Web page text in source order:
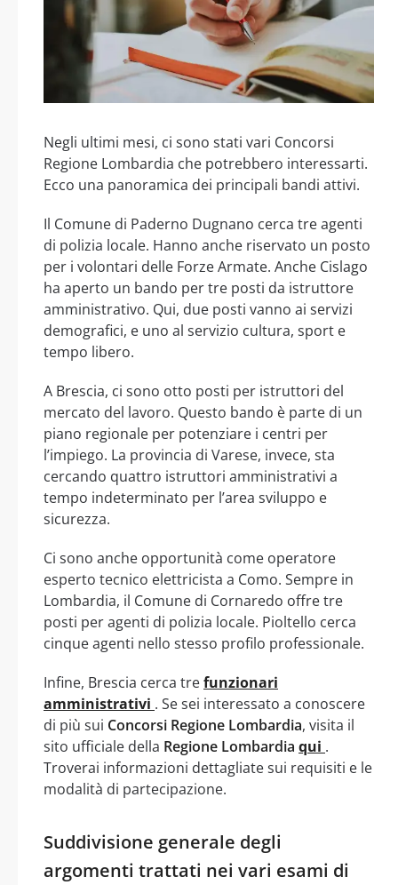
Negli ultimi mesi, ci sono stati vari Concorsi
Regione Lombardia che potrebbero interessarti.
Ecco una panoramica dei principali bandi attivi.
Il Comune di Paderno Dugnano cerca tre agenti
di polizia locale. Hanno anche riservato un posto
per i volontari delle Forze Armate. Anche Cislago
ha aperto un bando per tre posti da istruttore
amministrativo. Qui, due posti vanno ai servizi
demografici, e uno al servizio cultura, sport e
tempo libero.
A Brescia, ci sono otto posti per istruttori del
mercato del lavoro. Questo bando è parte di un
piano regionale per potenziare i centri per
l’impiego. La provincia di Varese, invece, sta
cercando quattro istruttori amministrativi a
tempo indeterminato per l’area sviluppo e
sicurezza.
Ci sono anche opportunità come operatore
esperto tecnico elettricista a Como. Sempre in
Lombardia, il Comune di Cornaredo offre tre
posti per agenti di polizia locale. Pioltello cerca
cinque agenti nello stesso profilo professionale.
Infine, Brescia cerca trefunzionari
amministrativi . Se sei interessato a conoscere
di più sui Concorsi Regione Lombardia, visita il
sito ufficiale della Regione Lombardia qui .
Troverai informazioni dettagliate sui requisiti e le
modalità di partecipazione.
Suddivisione generale degli
argomenti trattati nei vari esami di